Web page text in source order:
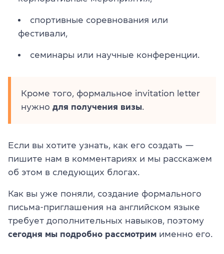
спортивные соревнования или
фестивали,
семинары или научные конференции.
Кроме того, формальное invitation letter
нужно для получения визы
Если вы хотите узнать, как его создать —
пишите нам в комментариях и мы расскажем
об этом в следующих блогах.
Как вы уже поняли, создание формального
письма-приглашения на английском языке
требует дополнительных навыков, поэтому
сегодня мы подробно рассмотрим именно его.